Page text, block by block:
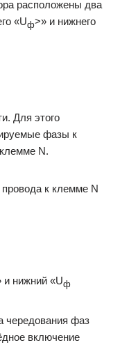
расположены два
«Uф>» и нижнего
Для этого
фазы к
N.
к клемме N
и нижний «Uф
чередования фаз
включение